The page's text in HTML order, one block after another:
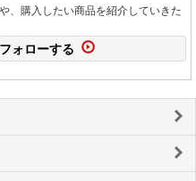
、購入したい商品を紹介していきた
フォローする